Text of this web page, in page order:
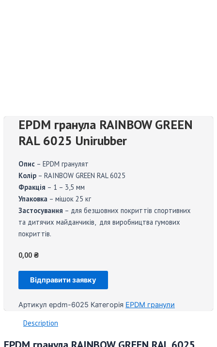
EPDM гранула RAINBOW GREEN
RAL 6025 Unirubber
Опис – EPDM гранулят
Колір – RAINBOW GREEN RAL 6025
Фракція – 1 – 3,5 мм
Упаковка – мішок 25 кг
Застосування – для безшовних покриттів спортивних
та дитячих майданчиків, для виробництва гумових
покриттів.
0,00 ₴
Відправити заявку
Артикул epdm-6025 Категорія EPDM гранули
Description